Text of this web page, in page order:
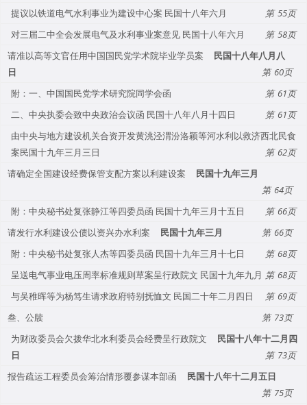
提议以铁道电气水利事业为建设中心案 民国十八年六月
55
对三届二中全会发展电气及水利事业案意见 民国十八年六月
58
请准以高等文官任用中国国民党学术院毕业学员案
民国十八年八月八
日
60
附：一、中国国民党学术研究院同学会函
61
二、中央执委会致中央政治会议函 民国十八年八月十四日
61
由中央与地方建设机关合资开发黄洮泾渭汾洛颖等河水利以救济西北民食
案民国十九年三月三日
62
请确定全国建设经费保管支配方案以利建设案
民国十九年三月
64
附：中央秘书处复张静江等四委员函 民国十九年三月十五日
66
请发行水利建设公债以资兴办水利案
民国十九年三月
66
附：中央秘书处复张人杰等四委员函 民国十九年三月十七日
68
呈送电气事业电压周率标准规则草案呈行政院文 民国十九年九月
68
与吴稚晖等为杨笃生请求政府特别抚恤文 民国二十年二月四日
69
叁、公牍
73
为财政委员会欠拨华北水利委员会经费呈行政院文
民国十八年十二月四
日
73
报告疏运工程委员会筹治情形覆参谋本部函
民国十八年十二月五日
75